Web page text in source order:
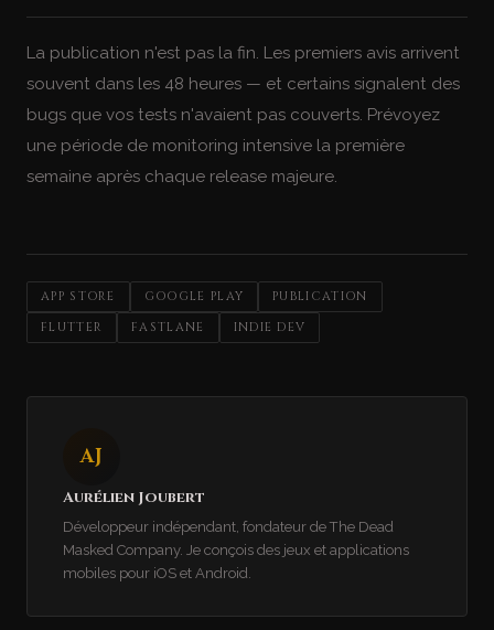
La publication n'est pas la fin. Les premiers avis arrivent
souvent dans les 48 heures — et certains signalent des
bugs que vos tests n'avaient pas couverts. Prévoyez
une période de monitoring intensive la première
semaine après chaque release majeure.
APP STORE GOOGLE PLAY
PUBLICATION
FLUTTER
FASTLANE INDIE DEV
AJ
Aurélien Joubert
Développeur indépendant, fondateur de The Dead
Masked Company. Je conçois des jeux et applications
mobiles pour iOS et Android.